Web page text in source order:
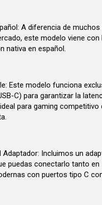
A diferencia de
este modelo viene con
nativa en español.
Este modelo funciona
C) para garantizar la
para gaming competitivo
Adaptador: Incluimos un
puedas conectarlo tanto en
con puertos tipo C